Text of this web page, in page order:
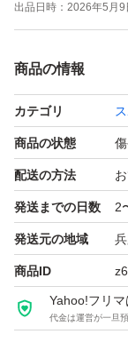
出品日時： 2026年5月9
商品の情報
カテゴリ
商品の状態
配送の方法
発送までの日数 2
発送元の地域
商品ID
Yahoo!フリ
代金は運営が一旦